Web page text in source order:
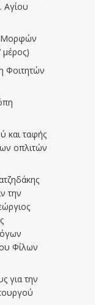
Αγίου
Μορφών
μέρος)
Φοιτητών
και ταφής
οπλιτών
την
Φίλων
για την